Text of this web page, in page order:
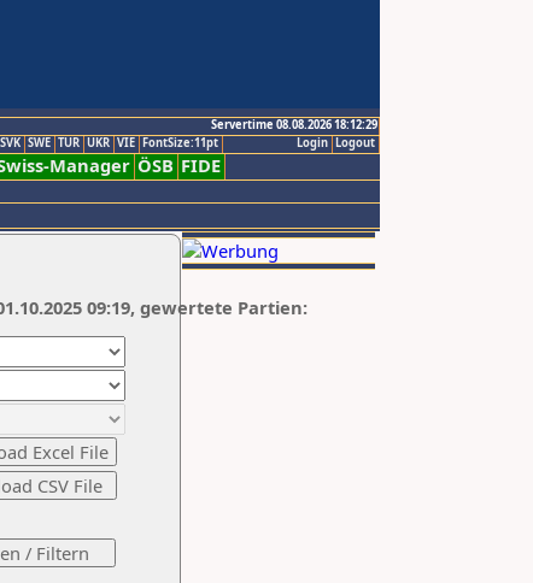
Servertime 08.08.2026 18:12:29
Logout
Login
SVK SWE TUR UKR VIE FontSize:11pt
Manager ÖSB FIDE
09:19, gewertete Partien: